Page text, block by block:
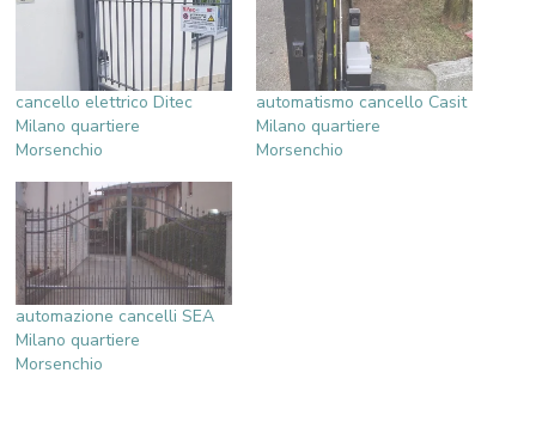
cancello elettrico Ditec
Milano quartiere
Morsenchio
automatismo cancello Casit
Milano quartiere
Morsenchio
automazione cancelli SEA
Milano quartiere
Morsenchio